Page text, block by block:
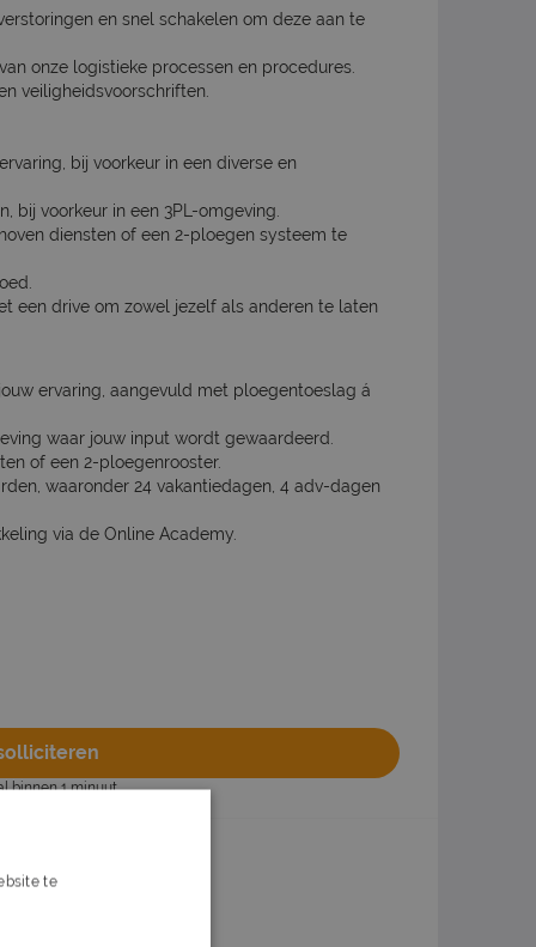
en snel schakelen om deze aan te
onze logistieke processen en procedures.
veiligheidsvoorschriften.
bij voorkeur in een diverse en
bij voorkeur in een 3PL-omgeving.
diensten of een 2-ploegen systeem te
een drive om zowel jezelf als anderen te laten
ervaring, aangevuld met ploegentoeslag á
waar jouw input wordt gewaardeerd.
of een 2-ploegenrooster.
waaronder 24 vakantiedagen, 4 adv-dagen
via de Online Academy.
binnen 1 minuut
te